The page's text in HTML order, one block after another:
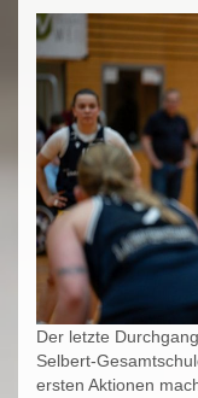
Der letzte
Selbert-
ersten Aktionen